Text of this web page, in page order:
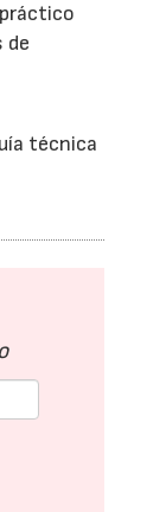
de
técnica